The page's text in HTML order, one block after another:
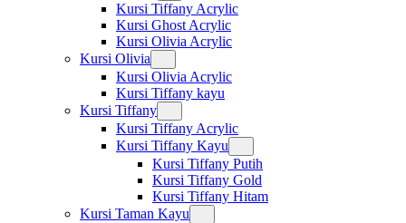
Kursi Tiffany Acrylic
Kursi Ghost Acrylic
Kursi Olivia Acrylic
Kursi Olivia
Kursi Olivia Acrylic
Kursi Tiffany kayu
Kursi Tiffany
Kursi Tiffany Acrylic
Kursi Tiffany Kayu
Kursi Tiffany Putih
Kursi Tiffany Gold
Kursi Tiffany Hitam
Kursi Taman Kayu